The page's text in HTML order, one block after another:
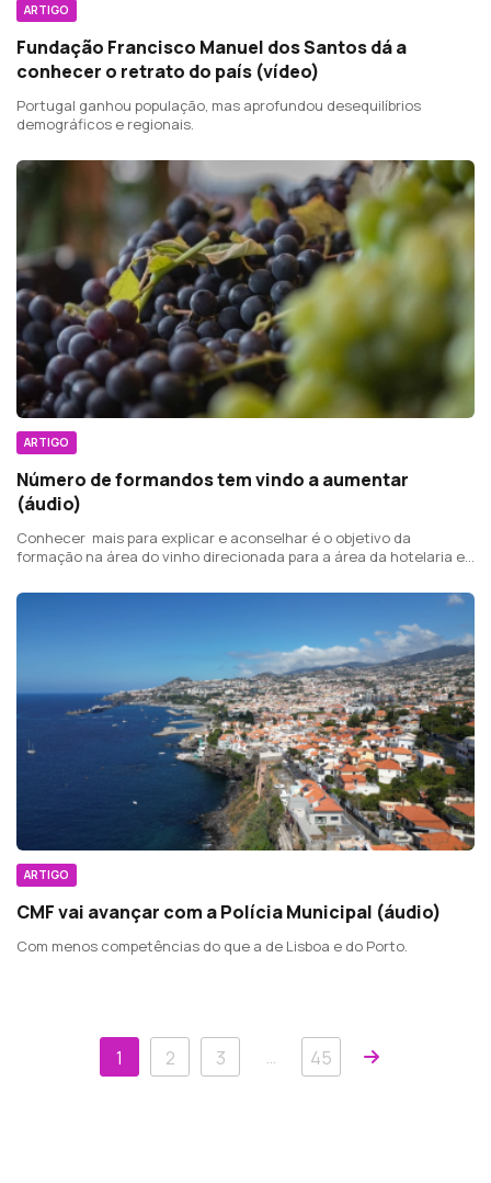
ARTIGO
Fundação Francisco Manuel dos Santos dá a
conhecer o retrato do país (vídeo)
Portugal ganhou população, mas aprofundou desequilíbrios
demográficos e regionais.
ARTIGO
Número de formandos tem vindo a aumentar
(áudio)
Conhecer mais para explicar e aconselhar é o objetivo da
formação na área do vinho direcionada para a área da hotelaria e
ARTIGO
CMF vai avançar com a Polícia Municipal (áudio)
Com menos competências do que a de Lisboa e do Porto.
1 2 3 … 45 Próxima